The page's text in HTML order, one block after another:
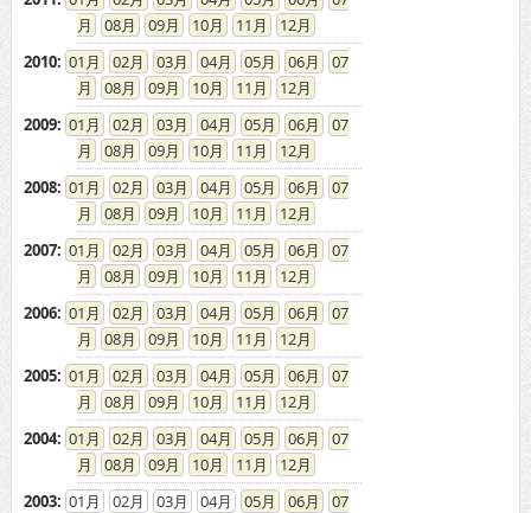
08
09 10 11
12
2010: 01 02 03 04 05 06
07
08
09 10 11
12
2009: 01 02 03 04 05 06
07
08
09 10 11
12
2008: 01 02 03 04 05 06
07
08
09 10 11
12
2007: 01 02 03 04 05 06
07
08
09 10 11
12
2006: 01 02 03 04 05 06
07
08
09 10 11
12
2005: 01 02 03 04 05 06
07
08
09 10 11
12
2004: 01 02 03 04 05 06
07
08
09 10 11
12
2003: 01 02 03 04 05 06
07